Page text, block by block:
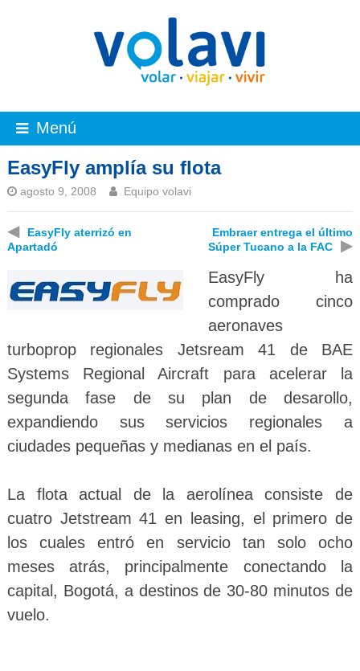
Menú
EasyFly amplía su flota
agosto 9, 2008 Equipo volavi
◀
EasyFly aterrizó en
Apartadó
Embraer entrega el último
Súper Tucano a la FAC
▶
EasyFly ha
comprado cinco
aeronaves
turboprop regionales Jetsream 41 de BAE
Systems Regional Aircraft para acelerar la
segunda fase de su plan de desarollo,
expandiendo sus servicios regionales a
ciudades pequeñas y medianas en el país.
La flota actual de la aerolínea consiste de
cuatro Jetstream 41 en leasing, el primero de
los cuales entró en servicio tan solo ocho
meses atrás, principalmente conectando la
capital, Bogotá, a destinos de 30-80 minutos de
vuelo.